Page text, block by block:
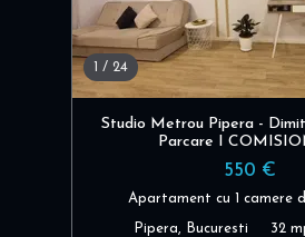
1 / 24
Studio Metrou Pipera -
Parcare I
550 €
Apartament cu 1 camere
Pipera, Bucuresti 32